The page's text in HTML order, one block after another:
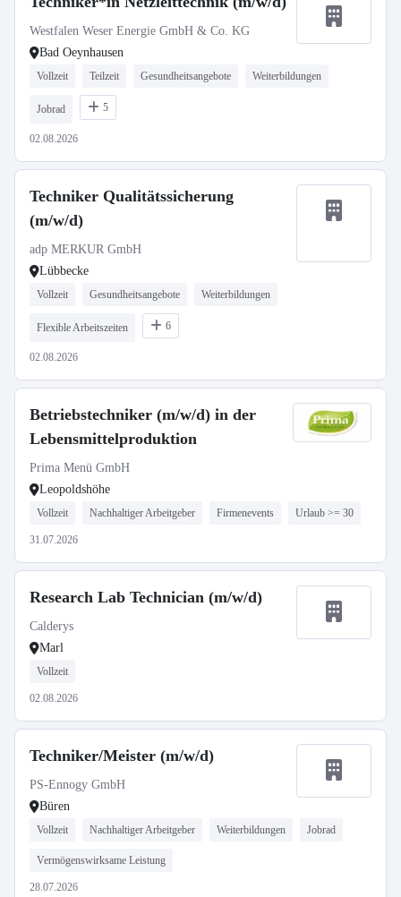
Westfalen Weser Energie GmbH & Co. KG
Bad Oeynhausen
Vollzeit Teilzeit Gesundheitsangebote Weiterbildungen
Jobrad 5
02.08.2026
Techniker Qualitätssicherung
(m/w/d)
adp MERKUR GmbH
Lübbecke
Vollzeit Gesundheitsangebote Weiterbildungen
Flexible Arbeitszeiten 6
02.08.2026
Betriebstechniker (m/w/d) in der
Lebensmittelproduktion
Prima Menü GmbH
Leopoldshöhe
Vollzeit Nachhaltiger Arbeitgeber Firmenevents Urlaub >= 30
31.07.2026
Research Lab Technician (m/w/d)
Calderys
Marl
Vollzeit
02.08.2026
Techniker/Meister (m/w/d)
PS-Ennogy GmbH
Büren
Vollzeit Nachhaltiger Arbeitgeber Weiterbildungen Jobrad
Vermögenswirksame Leistung
28.07.2026